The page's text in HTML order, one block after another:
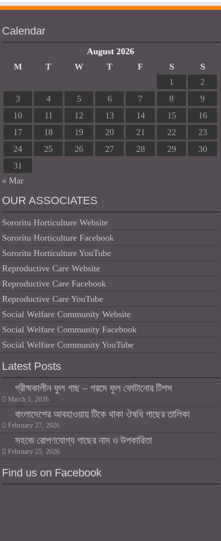
Calendar
August 2026
M
T W T F S
S
1
2
3
4 5 6 7 8
9
10
11 12 13 14 15
16
17
18 19 20 21 22
23
24
25 26 27 28 29
30
31
« Mar
OUR ASSOCIATES
Sororitu Horticulture Website
Sororitu Horticulture Facebook
Sororitu Horticulture YouTube
Reproductive Care Website
Reproductive Care Facebook
Reproductive Care YouTube
Social Welfare Community Website
Social Welfare Community Facebook
Social Welfare Community YouTube
Latest Posts
গ্রীষ্মকালীন ফুল গাছ – গরমে ফুল ফোটানোর টিপস
March 1, 2026
বাংলাদেশের আবহাওয়ায় টিকে থাকা ঔষধি গাছের তালিকা
February 27, 2026
সহজে রোপণযোগ্য গাছের নাম ও উপকারিতা
February 25, 2026
Find us on Facebook